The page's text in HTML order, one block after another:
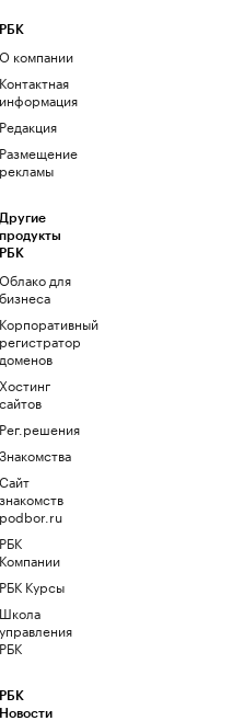
РБК
О компании
Контактная
информация
Редакция
Размещение
рекламы
Другие
продукты
РБК
Облако для
бизнеса
Корпоративный
регистратор
доменов
Хостинг
сайтов
Рег.решения
Знакомства
Сайт
знакомств
podbor.ru
РБК
Компании
РБК Курсы
Школа
управления
РБК
РБК
Новости